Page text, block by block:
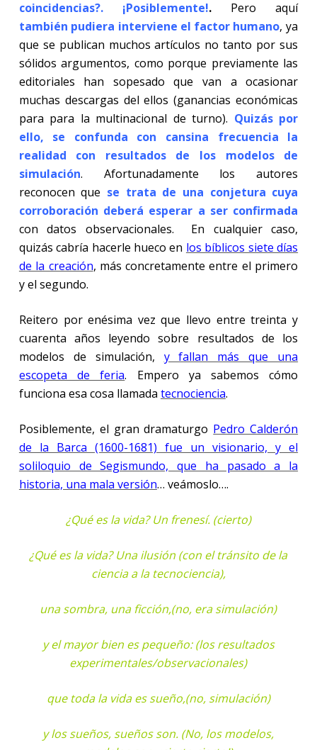
coincidencias?. ¡Posiblemente!.Pero aquí
también pudiera interviene el factor humano, ya
que se publican muchos artículos no tanto por sus
sólidos argumentos, como porque previamente las
editoriales han sopesado que van a ocasionar
muchas descargas del ellos (ganancias económicas
para para la multinacional de turno). Quizás por
ello, se confunda con cansina frecuencia la
realidad con resultados de los modelos de
simulación. Afortunadamente los autores
reconocen que se trata de una conjetura cuya
corroboración deberá esperar a ser confirmada
con datos observacionales. En cualquier caso,
quizás cabría hacerle hueco en los bíblicos siete días
de la creación, más concretamente entre el primero
y el segundo.
Reitero por enésima vez que llevo entre treinta y
cuarenta años leyendo sobre resultados de los
modelos de simulación, y fallan más que una
escopeta de feria. Empero ya sabemos cómo
funciona esa cosa llamada tecnociencia.
Posiblemente, el gran dramaturgo Pedro Calderón
de la Barca (1600-1681) fue un visionario, y el
soliloquio de Segismundo, que ha pasado a la
historia, una mala versión… veámoslo….
¿Qué es la vida? Un frenesí. (cierto)
¿Qué es la vida? Una ilusión (con el tránsito de la
ciencia a la tecnociencia),
una sombra, una ficción,(no, era simulación)
y el mayor bien es pequeño: (los resultados
experimentales/observacionales)
que toda la vida es sueño,(no, simulación)
y los sueños, sueños son. (No, los modelos,